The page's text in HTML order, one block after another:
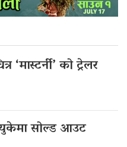
‘मास्टर्नी’ को ट्रेलर
युकेमा सोल्ड आउट